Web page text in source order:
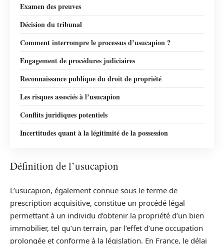
Examen des preuves
Décision du tribunal
Comment interrompre le processus d’usucapion ?
Engagement de procédures judiciaires
Reconnaissance publique du droit de propriété
Les risques associés à l’usucapion
Conflits juridiques potentiels
Incertitudes quant à la légitimité de la possession
Définition de l’usucapion
L’usucapion, également connue sous le terme de
prescription acquisitive, constitue un procédé légal
permettant à un individu d’obtenir la propriété d’un bien
immobilier, tel qu’un terrain, par l’effet d’une occupation
prolongée et conforme à la législation. En France, le délai